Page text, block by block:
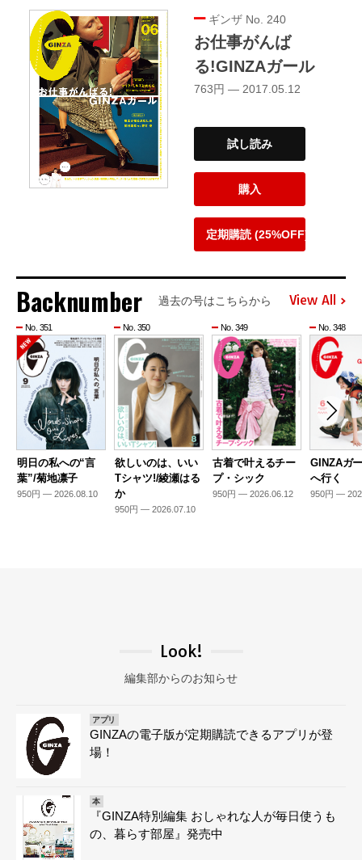
ギンザ No. 240
お仕事がんば
る!GINZAガール
763円 — 2017.05.12
試し読み
購入
定期購読 (25%OFF)
Backnumber 過去の号はこちらから View All
No. 351
明日の私への“言
葉”/菊地凛子
950円 — 2026.08.10
No. 350
欲しいのは、いい
Tシャツ!/綾瀬はる
か
950円 — 2026.07.10
No. 349
古着で叶えるチー
プ・シック
950円 — 2026.06.12
No. 348
GINZAガ
へ行く
950円 —
Look!
編集部からのお知らせ
アプリ
GINZAの電子版が定期購読できるアプリが登
場！
本
『GINZA特別編集 おしゃれな人が毎日使うも
の、暮らす部屋』発売中